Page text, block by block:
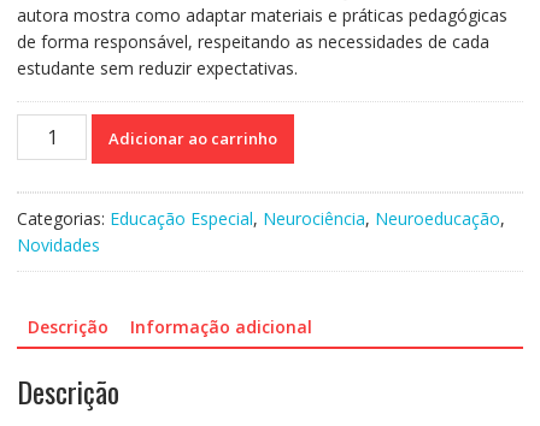
autora mostra como adaptar materiais e práticas pedagógicas
de forma responsável, respeitando as necessidades de cada
estudante sem reduzir expectativas.
Funções
Executivas
Aprendizagem
-
de
didática
Adicionar ao carrinho
Categorias: Educação Especial, Neurociência, Neuroeducação,
Novidades
Descrição Informação adicional
Descrição